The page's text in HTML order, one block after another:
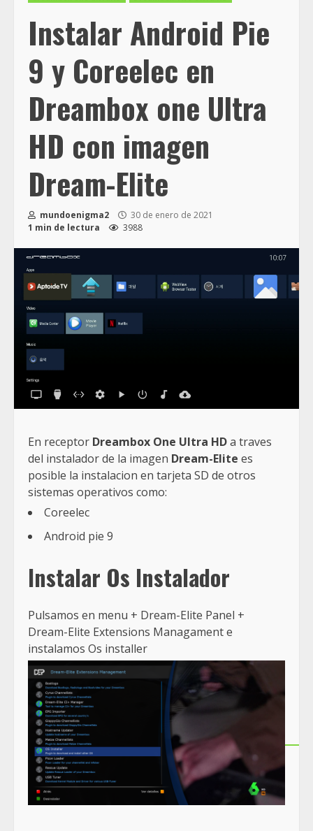
Instalar Android Pie
9 y Coreelec en
Dreambox one Ultra
HD con imagen
Dream-Elite
mundoenigma2
30 de enero de 2021
1 min de lectura
3988
En receptor Dreambox One Ultra HDa traves
del instalador de la imagen Dream-Elite es
posible la instalacion en tarjeta SD de otros
sistemas operativos como:
Coreelec
Android pie 9
Instalar Os Instalador
Pulsamos en menu + Dream-Elite Panel +
Dream-Elite Extensions Managament e
instalamos Os installer